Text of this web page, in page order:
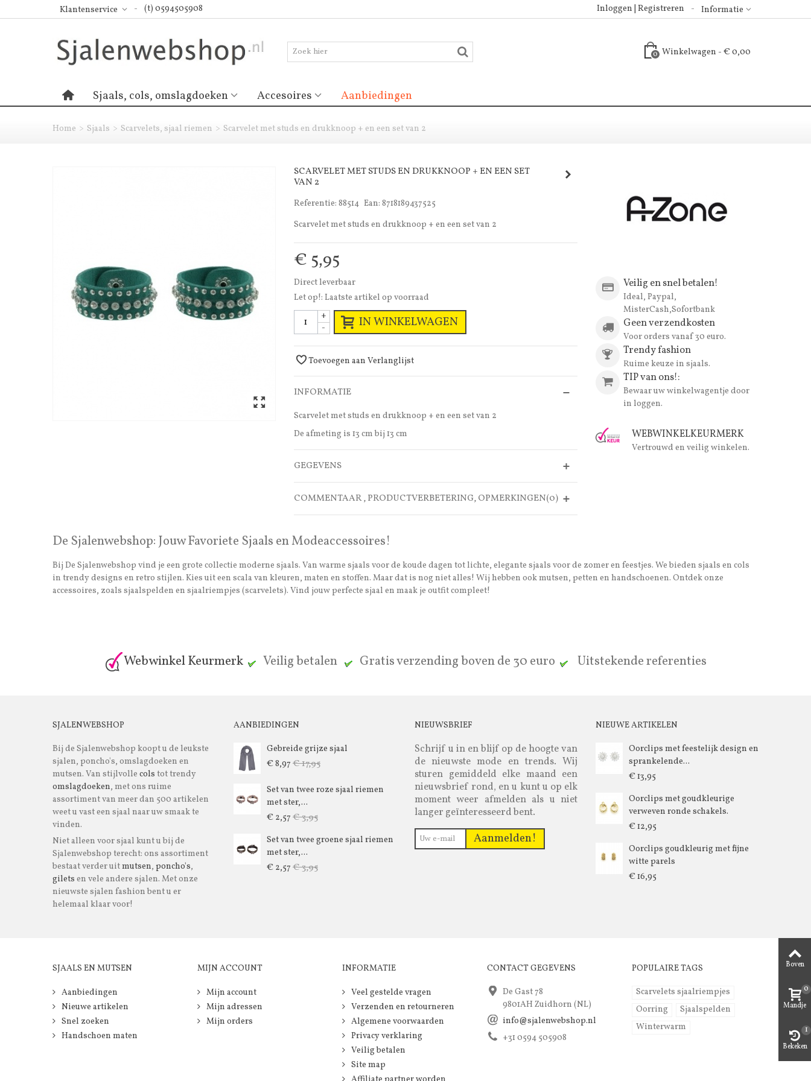
Klantenservice (t) 0594505908 Informatie
Inloggen | Registreren
0 Winkelwagen - € 0,00
Sjaals, cols, omslagdoeken Accesoires Aanbiedingen
Home > Sjaals > Scarvelets, sjaal riemen > Scarvelet met studs en drukknoop + en een set van 2
SCARVELET MET STUDS EN DRUKKNOOP + EN EEN SET
VAN 2
Referentie: 88514 Ean: 8718189437525
Scarvelet met studs en drukknoop + en een set van 2
€ 5,95
Direct leverbaar
Let op!: Laatste artikel op voorraad
-
+ IN WINKELWAGEN
Toevoegen aan Verlanglijst
INFORMATIE
Scarvelet met studs en drukknoop + en een set van 2
De afmeting is 13 cm bij 13 cm
GEGEVENS
COMMENTAAR , PRODUCTVERBETERING, OPMERKINGEN(0)
Veilig en snel betalen!
Ideal, Paypal,
MisterCash,Sofortbank
Geen verzendkosten
Voor orders vanaf 30 euro.
Trendy fashion
Ruime keuze in sjaals.
TIP van ons!:
Bewaar uw winkelwagentje door
in loggen.
WEBWINKELKEURMERK
Vertrouwd en veilig winkelen.
De Sjalenwebshop: Jouw Favoriete Sjaals en Modeaccessoires!
Bij De Sjalenwebshop vind je een grote collectie moderne sjaals. Van warme sjaals voor de koude dagen tot lichte, elegante sjaals voor de zomer en feestjes. We bieden sjaals en cols
in trendy designs en retro stijlen. Kies uit een scala van kleuren, maten en stoffen. Maar dat is nog niet alles! Wij hebben ook mutsen, petten en handschoenen. Ontdek onze
accessoires, zoals sjaalspelden en sjaalriempjes (scarvelets). Vind jouw perfecte sjaal en maak je outfit compleet!
Webwinkel Keurmerk Veilig betalen Gratis verzending boven de 30 euro Uitstekende referenties
SJALENWEBSHOP
Bij de Sjalenwebshop koopt u de leukste
sjalen, poncho's, omslagdoeken en
mutsen. Van stijlvolle cols tot trendy
omslagdoeken, met ons ruime
assortiment van meer dan 500 artikelen
weet u vast een sjaal naar uw smaak te
vinden.
Niet alleen voor sjaal kunt u bij de
Sjalenwebshop terecht: ons assortiment
bestaat verder uitmutsen, poncho's,
gilets en vele andere sjalen. Met onze
nieuwste sjalen fashion bent u er
helemaal klaar voor!
AANBIEDINGEN
Gebreide grijze sjaal
€ 8,97 € 17,95
Set van twee roze sjaal riemen
met ster,...
€ 2,57 € 3,95
Set van twee groene sjaal riemen
met ster,...
€ 2,57 € 3,95
NIEUWSBRIEF
Schrijf u in en blijf op de hoogte van
de nieuwste mode en trends. Wij
sturen gemiddeld elke maand een
nieuwsbrief rond, en u kunt u op elk
moment weer afmelden als u niet
langer geïnteresseerd bent.
Aanmelden!
NIEUWE ARTIKELEN
Oorclips met feestelijk design en
sprankelende...
€ 13,95
Oorclips met goudkleurige
verweven ronde schakels.
€ 12,95
Oorclips goudkleurig met fijne
witte parels
€ 16,95
SJAALS EN MUTSEN
Aanbiedingen
Nieuwe artikelen
Snel zoeken
Handschoen maten
MIJN ACCOUNT
Mijn account
Mijn adressen
Mijn orders
INFORMATIE
Veel gestelde vragen
Verzenden en retourneren
Algemene voorwaarden
Privacy verklaring
Veilig betalen
Site map
CONTACT GEGEVENS
De Gast 78
9801AH Zuidhorn (NL)
info@sjalenwebshop.nl
+31 0594 505908
POPULAIRE TAGS
Scarvelets sjaalriempjes
Oorring
Sjaalspelden
Winterwarm
Boven
Mandje
0
Bekeken
1